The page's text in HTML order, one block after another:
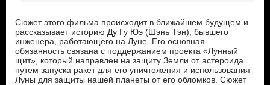
Сюжет этого фильма происходит в ближайшем будущем и
рассказывает историю Ду Гу Юэ (Шэнь Тэн), бывшего
инженера, работающего на Луне. Его основная
обязанность связана с поддержанием проекта «Лунный
щит», который направлен на защиту Земли от астероида
путем запуска ракет для его уничтожения и использования
Луны для защиты нашей планеты от его обломков. Сюжет